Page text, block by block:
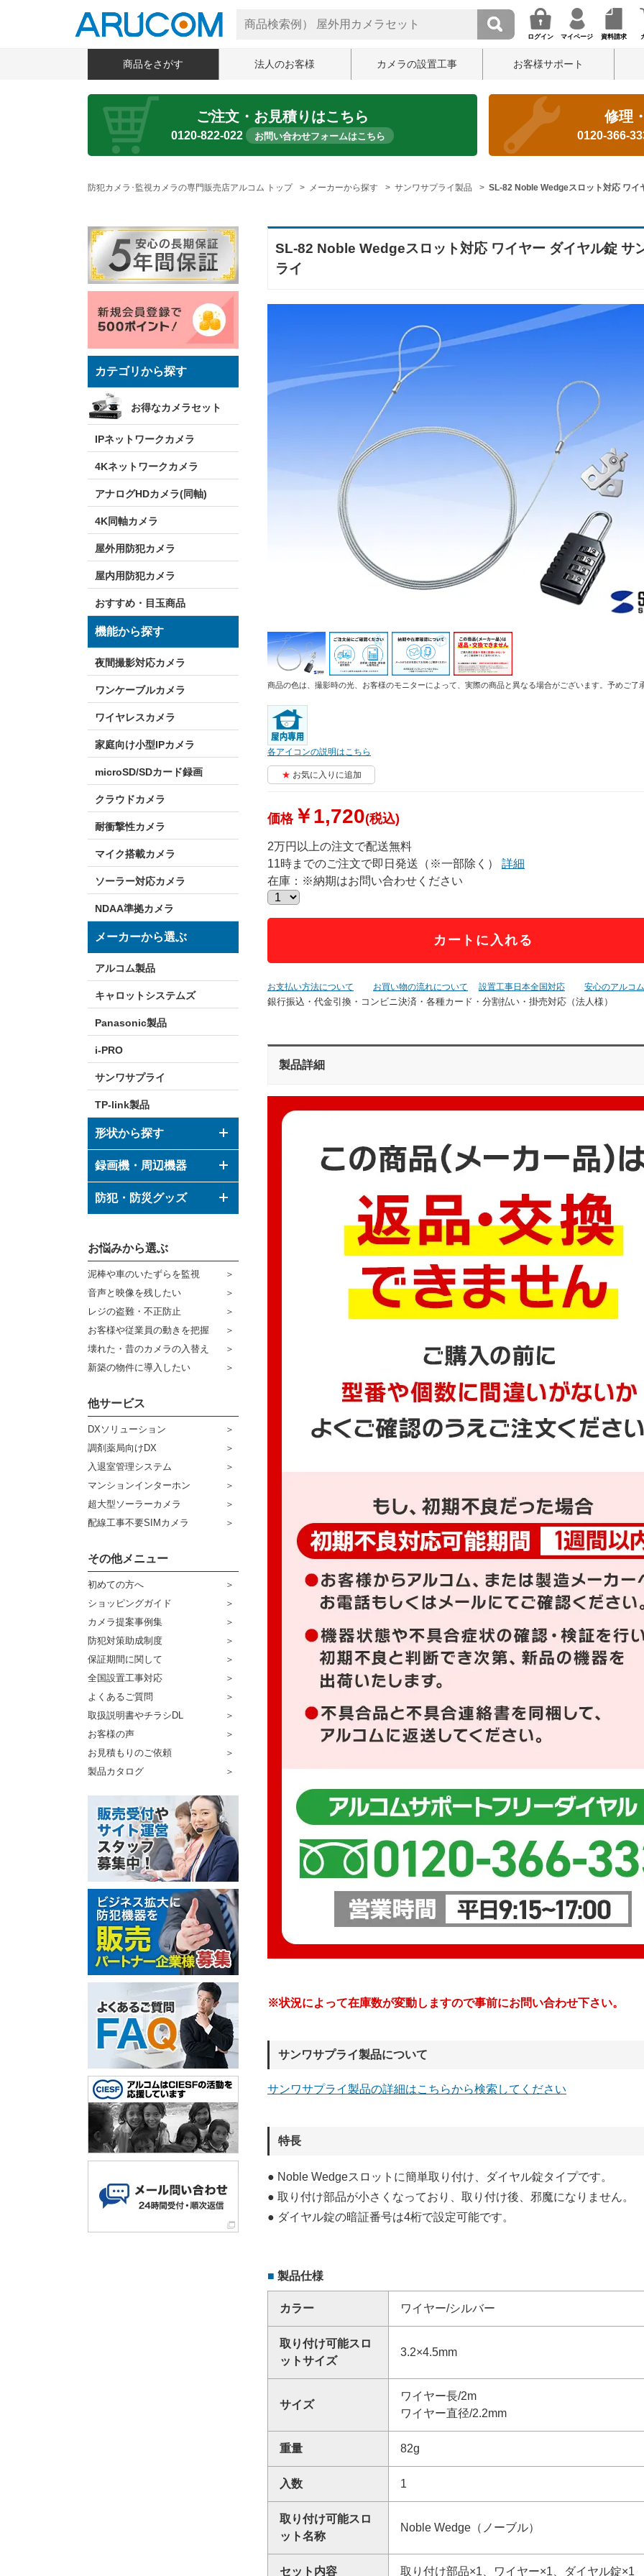
ログイン マイページ 資料請求
商品をさがす 法人のお客様 カメラの設置工事 お客様サポート
ご注文・お見積りはこちら
0120-822-022 お問い合わせフォームはこちら
修理
0120-366-
防犯カメラ･監視カメラの専門販売店アルコム トップ メーカーから探す サンワサプライ製品 SL-82 Noble Wedgeスロット対応 ワイ
カテゴリから探す
お得なカメラセット
IPネットワークカメラ
4Kネットワークカメラ
アナログHDカメラ(同軸)
4K同軸カメラ
屋外用防犯カメラ
屋内用防犯カメラ
おすすめ・目玉商品
機能から探す
夜間撮影対応カメラ
ワンケーブルカメラ
ワイヤレスカメラ
家庭向け小型IPカメラ
microSD/SDカード録画
クラウドカメラ
耐衝撃性カメラ
マイク搭載カメラ
ソーラー対応カメラ
NDAA準拠カメラ
メーカーから選ぶ
アルコム製品
キャロットシステムズ
Panasonic製品
i-PRO
サンワサプライ
TP-link製品
形状から探す
ドーム型カメラ
ボックス型カメラ
その他形状のカメラ
録画機・周辺機器
デジタルレコーダー
ハウジング
ブラケット
ケーブル
コネクター
その他周辺機器
防犯・防災グッズ
防災グッズ
センサーライト・アラーム
防犯ステッカー
宅配ボックス
販売終了商品
お悩みから選ぶ
泥棒や車のいたずらを監視
音声と映像を残したい
レジの盗難・不正防止
お客様や従業員の動きを把握
壊れた・昔のカメラの入替え
新築の物件に導入したい
他サービス
DXソリューション
調剤薬局向けDX
入退室管理システム
マンションインターホン
超大型ソーラーカメラ
配線工事不要SIMカメラ
その他メニュー
初めての方へ
ショッピングガイド
カメラ提案事例集
防犯対策助成制度
保証期間に関して
全国設置工事対応
よくあるご質問
取扱説明書やチラシDL
お客様の声
お見積もりのご依頼
製品カタログ
SL-82 Noble Wedgeスロット対応 ワイヤー ダイヤル錠 サ
ライ
商品の色は、撮影時の光、お客様のモニターによって、実際の商品と異なる場合がございます。予めご了
各アイコンの説明はこちら
お気に入りに追加
価格￥1,720(税込)
2万円以上の注文で配送無料
11時までのご注文で即日発送（※一部除く） 詳細
在庫：※納期はお問い合わせください
カートに入れる
お支払い方法について お買い物の流れについて 設置工事日本全国対応 安心のアルコ
銀行振込・代金引換・コンビニ決済・ 各種カード・分割払い・掛売対応（法人様）
製品詳細
※状況によって在庫数が変動しますので事前にお問い合わせ下さい。
サンワサプライ製品について
サンワサプライ製品の詳細はこちらから検索してください
特長
● Noble Wedgeスロットに簡単取り付け、ダイヤル錠タイプです。
● 取り付け部品が小さくなっており、取り付け後、邪魔になりません。
● ダイヤル錠の暗証番号は4桁で設定可能です。
製品仕様
カラー ワイヤー/シルバー
取り付け可能スロ
ットサイズ
3.2×4.5mm
サイズ
ワイヤー長/2m
ワイヤー直径/2.2mm
重量 82g
入数 1
取り付け可能スロ
ット名称
Noble Wedge（ノーブル）
セット内容 取り付け部品×1、ワイヤー×1、ダイヤル錠×1